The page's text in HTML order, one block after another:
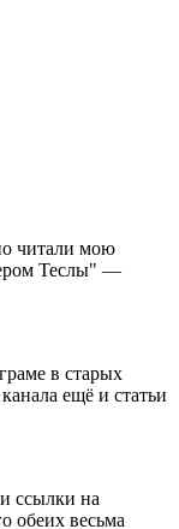
читали мою
Теслы" —
в старых
ещё и статьи
ссылки на
обеих весьма